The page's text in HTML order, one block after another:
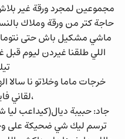
مجموعين لمجرد ورقة غير
حاجة كتر من ورقة وملاك
ماشي مشكيل باش حتى نتوما
اللي طلقنا غيردن ليوم
خرجات ماما وخلاتو نا سالا
،لقاني
جاد: حبيبة ديال(كيداعب
ترسم ليك شي ضحيكة على